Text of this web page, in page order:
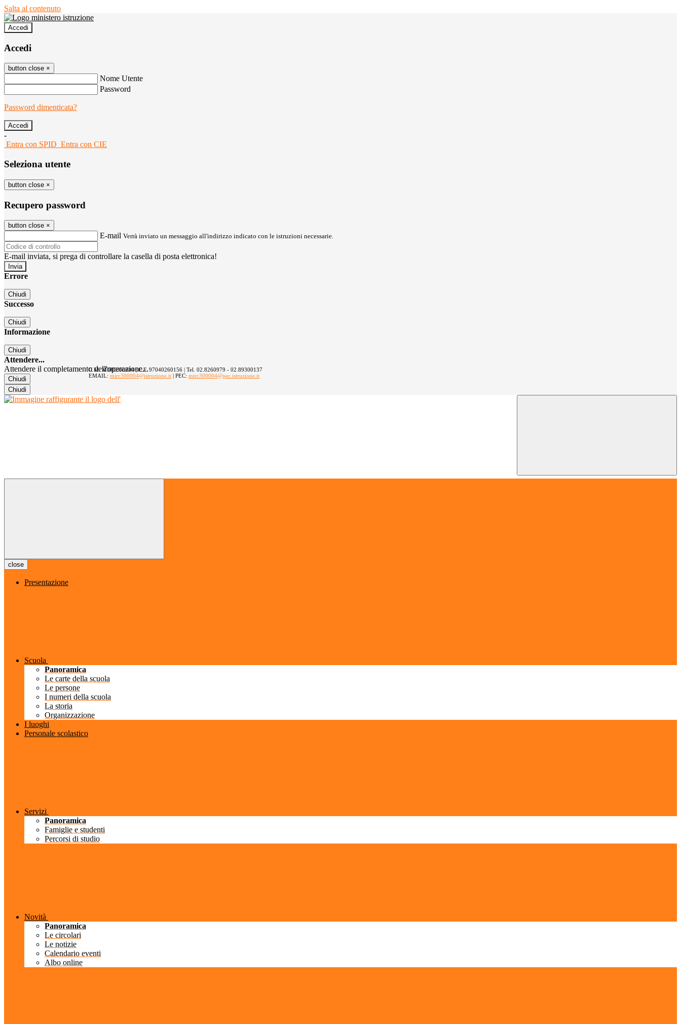
Salta al contenuto
Accedi
Accedi
button close ×
Nome Utente
Password
Password dimenticata?
-
Entra con SPID Entra con CIE
Seleziona utente
button close ×
Recupero password
button close ×
E-mail Verrà inviato un messaggio all'indirizzo indicato con le istruzioni necessarie.
E-mail inviata, si prega di controllare la casella di posta elettronica!
Errore
Chiudi
Successo
Chiudi
Informazione
Chiudi
Attendere...
Attendere il completamento dell'operazione...
Chiudi
Chiudi
C.M. MIRC300004 | C.F. 97040260156 | Tel. 02.8260979 - 02.89300137
EMAIL: mirc300004@istruzione.it | PEC: mirc300004@pec.istruzione.it
close
Presentazione
Scuola
Panoramica
Le carte della scuola
Le persone
I numeri della scuola
La storia
Organizzazione
I luoghi
Personale scolastico
Servizi
Panoramica
Famiglie e studenti
Percorsi di studio
Novità
Panoramica
Le circolari
Le notizie
Calendario eventi
Albo online